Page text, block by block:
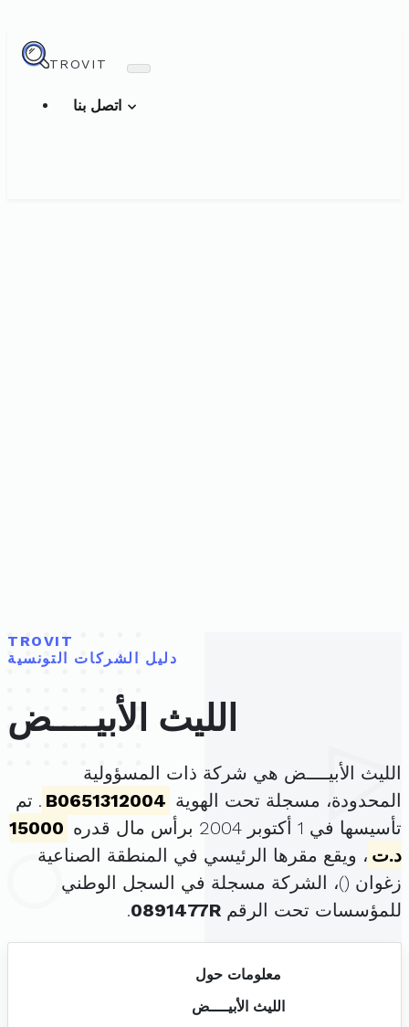
TROVIT
TROVIT
دليل الشركات التونسية
الليث الأبيــــض
الليث الأبيــــض هي شركة ذات المسؤولية
المحدودة، مسجلة تحت الهوية B0651312004 . تم
تأسيسها في 1 أكتوبر 2004 برأس مال قدره
15000
د.ت ، ويقع مقرها الرئيسي في المنطقة الصناعية
زغوان ()، الشركة مسجلة في السجل الوطني
للمؤسسات تحت الرقم 0891477R
.
معلومات حول
الليث الأبيــــض